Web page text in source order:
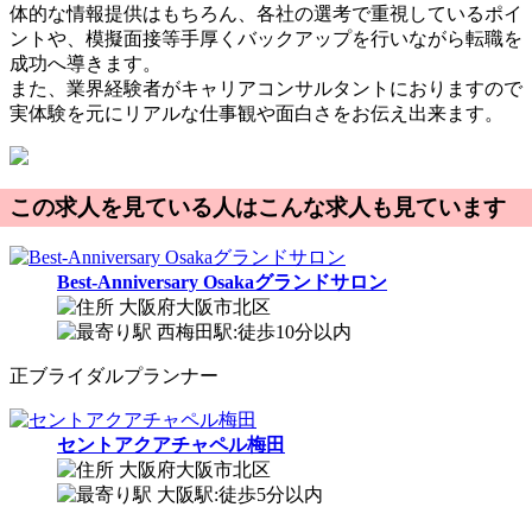
体的な情報提供はもちろん、各社の選考で重視しているポイ
ントや、模擬面接等手厚くバックアップを行いながら転職を
成功へ導きます。
また、業界経験者がキャリアコンサルタントにおりますので
実体験を元にリアルな仕事観や面白さをお伝え出来ます。
この求人を見ている人はこんな求人も見ています
Best-Anniversary Osakaグランドサロン
大阪府大阪市北区
西梅田駅:徒歩10分以内
正ブライダルプランナー
セントアクアチャペル梅田
大阪府大阪市北区
大阪駅:徒歩5分以内